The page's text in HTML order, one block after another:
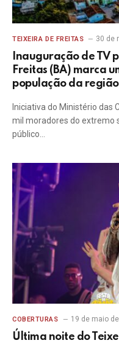
TEIXEIRA DE FREITAS 30 de
Inauguração de TV
Freitas (BA) marca
população da região
Iniciativa do Ministério das
mil moradores do extremo
público…
COBERTURAS 19 de maio
Última noite do